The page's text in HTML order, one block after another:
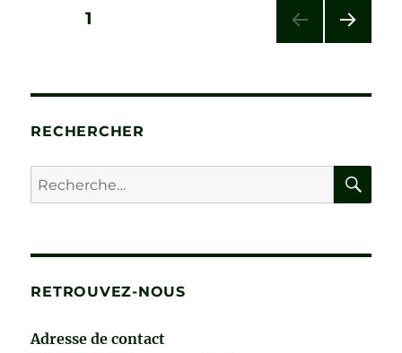
Pagination
publications
PAGE1
ANT
RECHERCHER
Recherche
pour :
RETROUVEZ-NOUS
Adresse de contact